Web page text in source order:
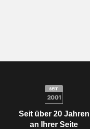
Seit über 20 Jahren
an Ihrer Seite